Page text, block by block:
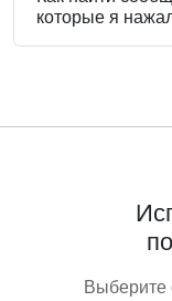
которые я
Выберите